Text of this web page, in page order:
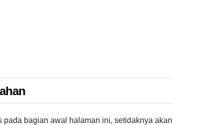
bagian awal halaman ini, setidaknya akan